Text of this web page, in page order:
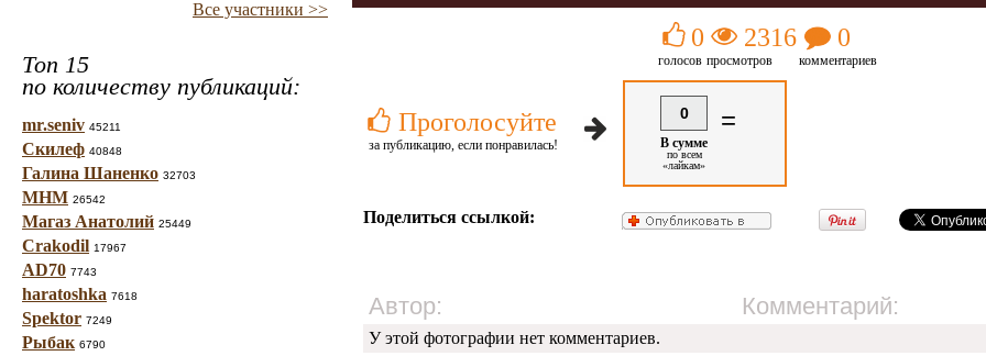
Все участники >>
Топ 15
по количеству публикаций:
mr.seniv 45211
Скилеф 40848
Галина Шаненко 32703
МНМ 26542
Магаз Анатолий 25449
Crakodil 17967
AD70 7743
haratoshka 7618
Spektor 7249
Рыбак 6790
Проголосуйте
за публикацию, если понравилась!
0
голосов
2316
просмотров
0
комментариев
0
В сумме
по всем
«лайкам»
=
Поделиться ссылкой:
Автор: Комментарий:
У этой фотографии нет комментариев.